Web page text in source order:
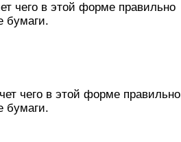
чего в этой форме правильно
бумаги.
чего в этой форме правильно
бумаги.